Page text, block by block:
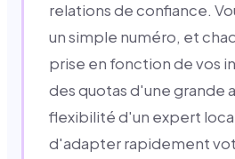
relations de confiance.
un simple numéro, et
prise en fonction de vos
des quotas d'une grande
flexibilité d'un expert
d'adapter rapidement